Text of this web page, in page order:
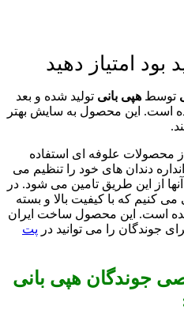
امتیاز دهید
توسط هپی بانی تولید شده و بعد
است. این محصول به سایش بهتر
محصولات علوفه ای استفاده
دندان های خود را تنظیم می
از این طریق تامین می شود. در
کنیم که با کیفیت بالا و بسته
شده است. این محصول ساخت ایران
جوندگان را می توانید در پت
جوندگان هپی بانی